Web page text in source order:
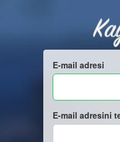
E-mail adresi
E-mail adresini